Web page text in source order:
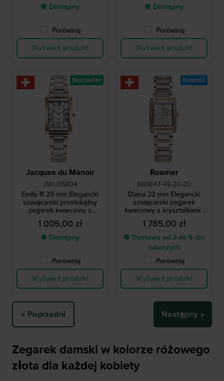
● Dostępny
Porównaj
Wyświetl produkt
● Dostępny
Porównaj
Wyświetl produkt
Jacques du Manoir
JWL05804
Emily III 23 mm Elegancki
szwajcarski prostokątny
zegarek kwarcowy z
rzymskimi indeksami
1 005,00 zł
● Dostępny
Porównaj
Wyświetl produkt
Bestseller
Roamer
869847-49-20-20
Diana 23 mm Elegancki
szwajcarski zegarek
kwarcowy z kryształkami i
tarczą MOP
1 785,00 zł
● Dostawa od 3 do 6 dni
roboczych
Porównaj
Wyświetl produkt
Nowość
« Poprzedni Następny »
Zegarek damski w kolorze różowego
złota dla każdej kobiety